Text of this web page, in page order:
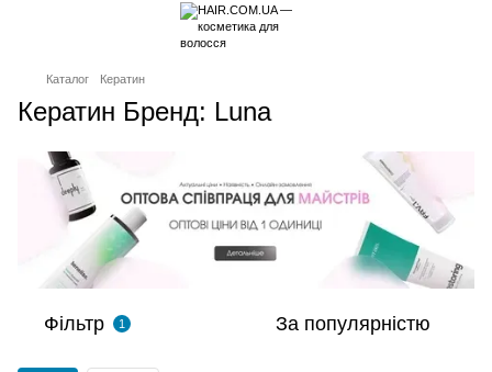
Каталог Кератин
Кератин Бренд: Luna
Фільтр 1 За популярністю